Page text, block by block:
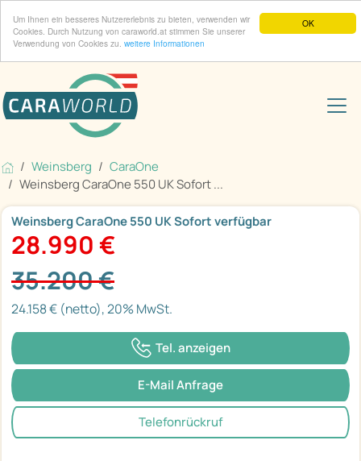
OK
Um Ihnen ein besseres Nutzererlebnis zu bieten, verwenden wir
Cookies. Durch Nutzung von caraworld.at stimmen Sie unserer
Verwendung von Cookies zu. weitere Informationen
Weinsberg
CaraOne
Weinsberg CaraOne 550 UK Sofort ...
Weinsberg CaraOne 550 UK Sofort verfügbar
28.990 €
35.200 €
24.158 € (netto), 20% MwSt.
Tel. anzeigen
E-Mail Anfrage
Telefonrückruf